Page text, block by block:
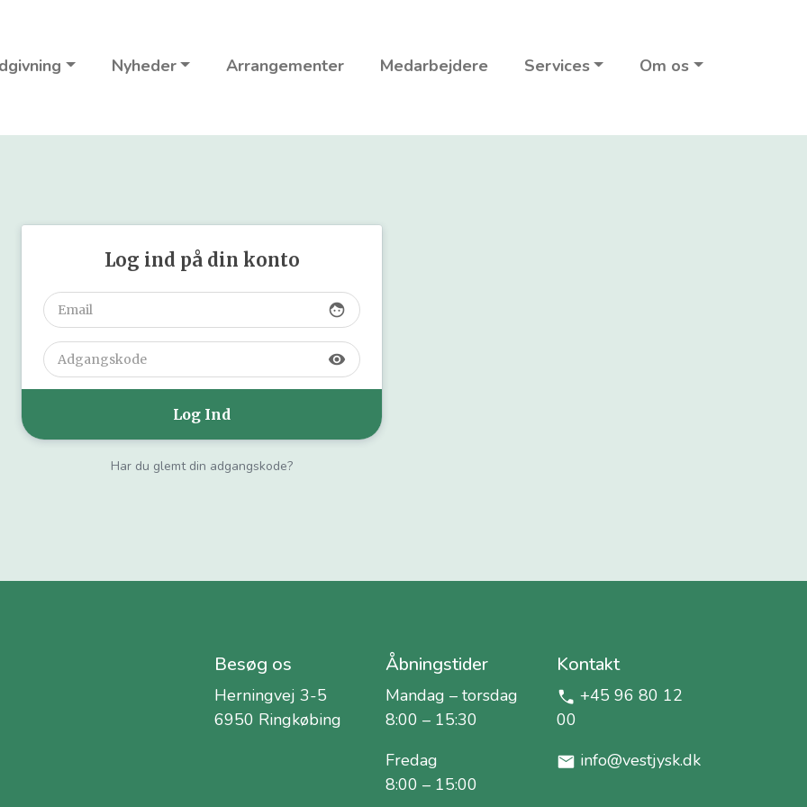
Nyheder Arrangementer Medarbejdere Services Om os
Log ind på din konto
face
visibility
Har du glemt din adgangskode?
Besøg os
Herningvej 3-5
6950 Ringkøbing
Åbningstider
Mandag – torsdag
8:00 – 15:30
Fredag
8:00 – 15:00
Kontakt
+45 96 80 12
00
info@vestjysk.dk